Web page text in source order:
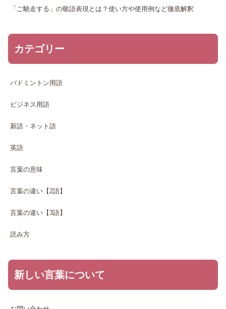
「ご馳走する」の敬語表現とは？使い方や使用例など徹底解釈
カテゴリー
バドミントン用語
ビジネス用語
新語・ネット語
英語
言葉の意味
言葉の違い【2語】
言葉の違い【3語】
読み方
新しい言葉について